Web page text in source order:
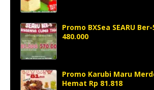
Promo BXSea SEARU
480.000
Promo Karubi Maru
Hemat Rp 81.818